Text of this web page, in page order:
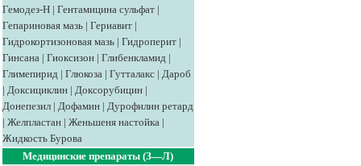
Гемодез-Н | Гентамицина сульфат |
Гепариновая мазь | Гериавит |
Гидрокортизоновая мазь | Гидроперит |
Гинсана | Гиоксизон | Глибенкламид |
Глимепирид | Глюкоза | Гутталакс | Дароб
| Доксициклин | Доксорубицин |
Донепезил | Дофамин | Дурофилин ретард
| Желпластан | Женьшеня настойка |
Жидкость Бурова
Медицинские препараты (З—Л)